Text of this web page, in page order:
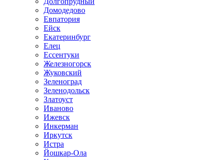
Домодедово
Евпатория
Ейск
Екатеринбург
Елец
Ессентуки
Железногорск
Жуковский
Зеленоград
Зеленодольск
Златоуст
Иваново
Ижевск
Инкерман
Иркутск
Истра
Йошкар-Ола